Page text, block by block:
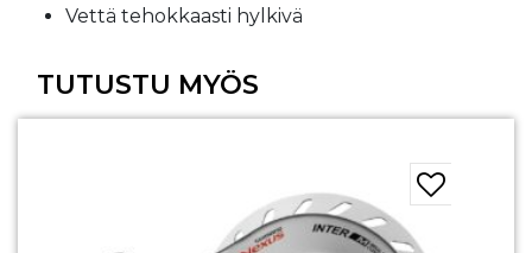
Vettä tehokkaasti hylkivä
TUTUSTU MYÖS